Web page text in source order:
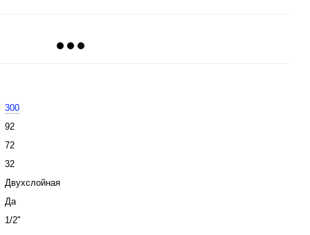
300
92
72
32
Двухслойная
Да
1/2"